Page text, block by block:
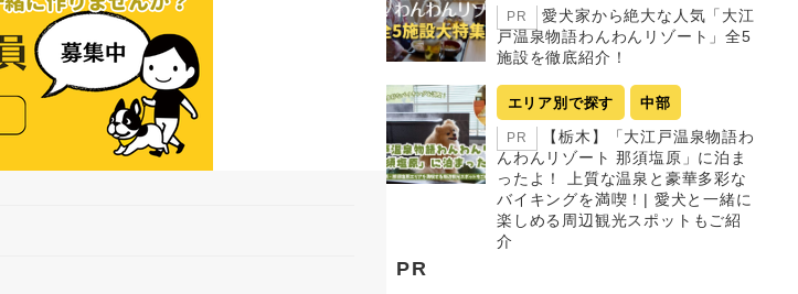
PR
愛犬家から絶大な人気「大江
戸温泉物語わんわんリゾート」全5
施設を徹底紹介！
エリア別で探す 中部
PR
【栃木】「大江戸温泉物語わ
んわんリゾート 那須塩原」に泊ま
ったよ！ 上質な温泉と豪華多彩な
バイキングを満喫！| 愛犬と一緒に
楽しめる周辺観光スポットもご紹
介
PR